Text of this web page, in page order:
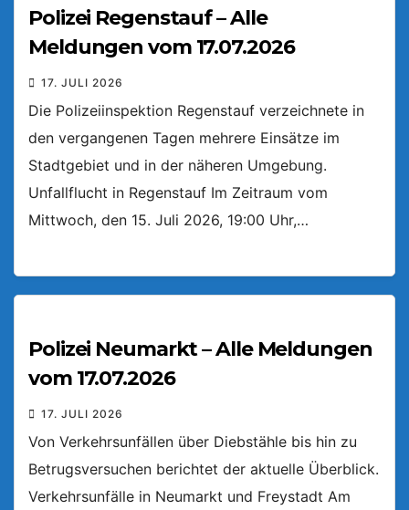
Polizei Regenstauf – Alle
Meldungen vom 17.07.2026
17. JULI 2026
Die Polizeiinspektion Regenstauf verzeichnete in
den vergangenen Tagen mehrere Einsätze im
Stadtgebiet und in der näheren Umgebung.
Unfallflucht in Regenstauf Im Zeitraum vom
Mittwoch, den 15. Juli 2026, 19:00 Uhr,…
Polizei Neumarkt – Alle Meldungen
vom 17.07.2026
17. JULI 2026
Von Verkehrsunfällen über Diebstähle bis hin zu
Betrugsversuchen berichtet der aktuelle Überblick.
Verkehrsunfälle in Neumarkt und Freystadt Am